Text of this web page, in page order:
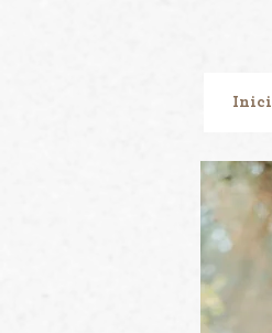
Inici